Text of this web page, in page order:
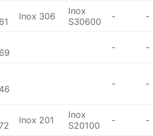
Inox 306
Inox
S30600
- -
- -
- -
Inox 201
Inox
S20100
- -